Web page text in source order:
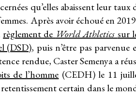
qu’elles abaissent leur taux
Après avoir échoué en
règlement de World Athletics sur
(DSD), puis n’être pas parvenue
rendue, Caster Semenya a
de l’homme (CEDH) le 11
certain dans le